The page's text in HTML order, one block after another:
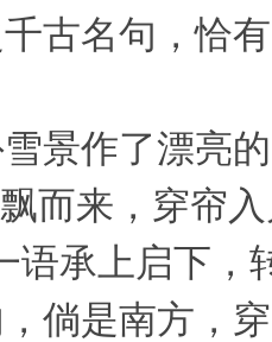
古名句，恰
作了漂亮的
飘而来，穿帘
语承上启下，
倘是南方，